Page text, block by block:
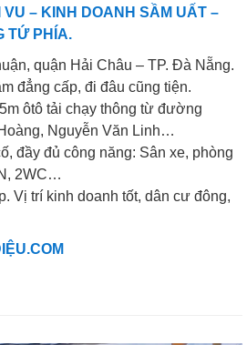
VU – KINH DOANH SẦM UẤT –
TỨ PHÍA.
quận Hải Châu – TP. Đà Nẵng.
đẳng cấp, đi đâu cũng tiện.
ôtô tải chạy thông từ đường
Nguyễn Văn Linh…
đầy đủ công năng: Sân xe, phòng
2WC…
Vị trí kinh doanh tốt, dân cư đông,